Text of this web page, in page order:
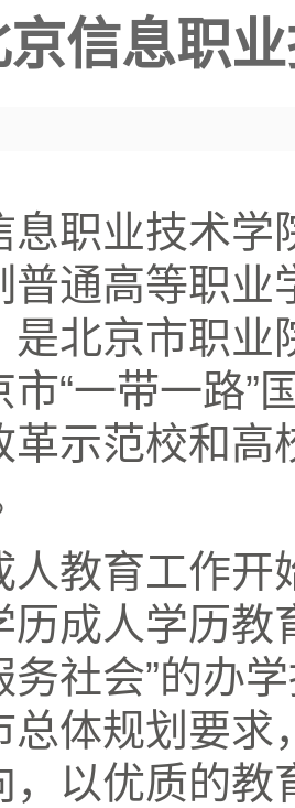
信息职
息职业技术学
普通高等职
是北京市职
市“一带一路”
革示范校和高
人教育工作开
历成人学历教
务社会”的办
总体规划要求
，以优质的